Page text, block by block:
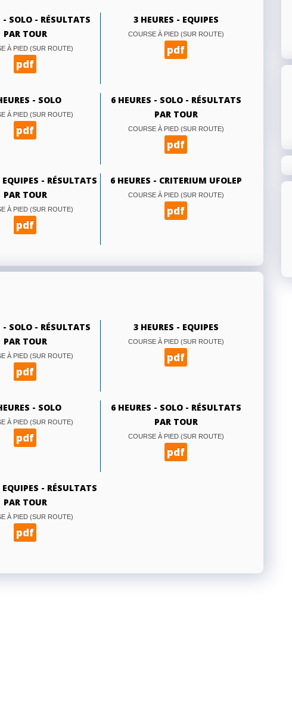
- SOLO - RÉSULTATS
PAR TOUR
À PIED (SUR ROUTE)
pdf
3 HEURES - EQUIPES
COURSE À PIED (SUR ROUTE)
pdf
- SOLO
À PIED (SUR ROUTE)
pdf
6 HEURES - SOLO - RÉSULTATS
PAR TOUR
COURSE À PIED (SUR ROUTE)
pdf
EQUIPES - RÉSULTATS
PAR TOUR
À PIED (SUR ROUTE)
pdf
6 HEURES - CRITERIUM UFOLEP
COURSE À PIED (SUR ROUTE)
pdf
- SOLO - RÉSULTATS
PAR TOUR
À PIED (SUR ROUTE)
pdf
3 HEURES - EQUIPES
COURSE À PIED (SUR ROUTE)
pdf
- SOLO
À PIED (SUR ROUTE)
pdf
6 HEURES - SOLO - RÉSULTATS
PAR TOUR
COURSE À PIED (SUR ROUTE)
pdf
EQUIPES - RÉSULTATS
PAR TOUR
À PIED (SUR ROUTE)
pdf